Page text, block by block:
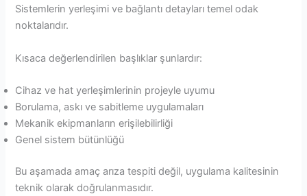
Sistemlerin yerleşimi ve bağlantı detayları temel odak
noktalarıdır.
Kısaca değerlendirilen başlıklar şunlardır:
Cihaz ve hat yerleşimlerinin projeyle uyumu
Borulama, askı ve sabitleme uygulamaları
Mekanik ekipmanların erişilebilirliği
Genel sistem bütünlüğü
Bu aşamada amaç arıza tespiti değil, uygulama kalitesinin
teknik olarak doğrulanmasıdır.